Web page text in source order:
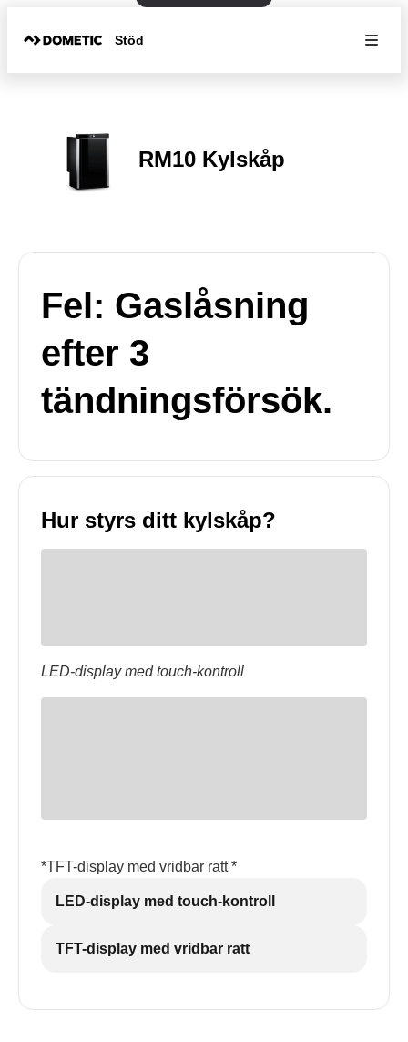
Stöd
RM10 Kylskåp
Fel: Gaslåsning
efter 3
tändningsförsök.
Hur styrs ditt kylskåp?
LED-display med touch-kontroll
*TFT-display med vridbar ratt *
LED-display med touch-kontroll
TFT-display med vridbar ratt